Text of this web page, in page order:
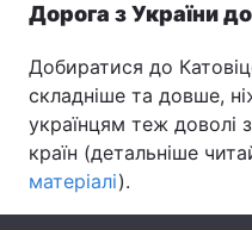
Відео з Youtube
Інтерв'ю
Дорога з України
Добиратися до
складніше та довше,
українцям теж доволі
країн (детальніше
матеріалі).